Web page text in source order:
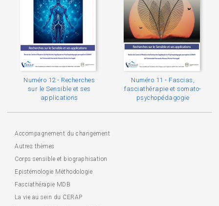
Numéro 12 - Recherches
sur le Sensible et ses
applications
Numéro 11 - Fascias,
fasciathérapie et somato-
psychopédagogie
Accompagnement du changement
Autres thèmes
Corps sensible et biographisation
Epistémologie Méthodologie
Fasciathérapie MDB
La vie au sein du CERAP